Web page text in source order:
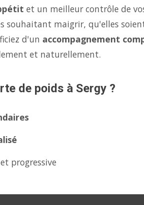
et un meilleur contrôle de
souhaitant maigrir, qu'elles
d'un accompagnement
et naturellement.
de poids à Sergy ?
progressive